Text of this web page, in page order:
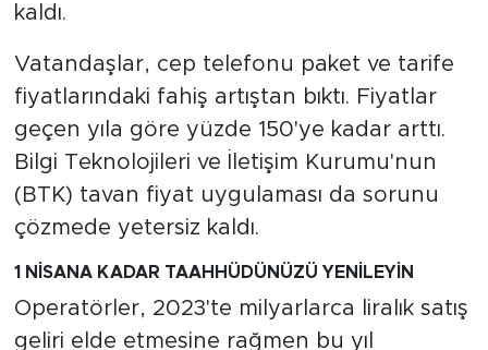
kaldı.
Vatandaşlar, cep telefonu paket ve tarife
fiyatlarındaki fahiş artıştan bıktı. Fiyatlar
geçen yıla göre yüzde 150'ye kadar arttı.
Bilgi Teknolojileri ve İletişim Kurumu'nun
(BTK) tavan fiyat uygulaması da sorunu
çözmede yetersiz kaldı.
1 NİSANA KADAR TAAHHÜDÜNÜZÜ YENİLEYİN
Operatörler, 2023'te milyarlarca liralık satış
geliri elde etmesine rağmen bu yıl
TARİHTEN GÜNÜMÜZE
TARİH
KADIN
SAĞLIK
SİYASET
MEDYA KÖŞESİ